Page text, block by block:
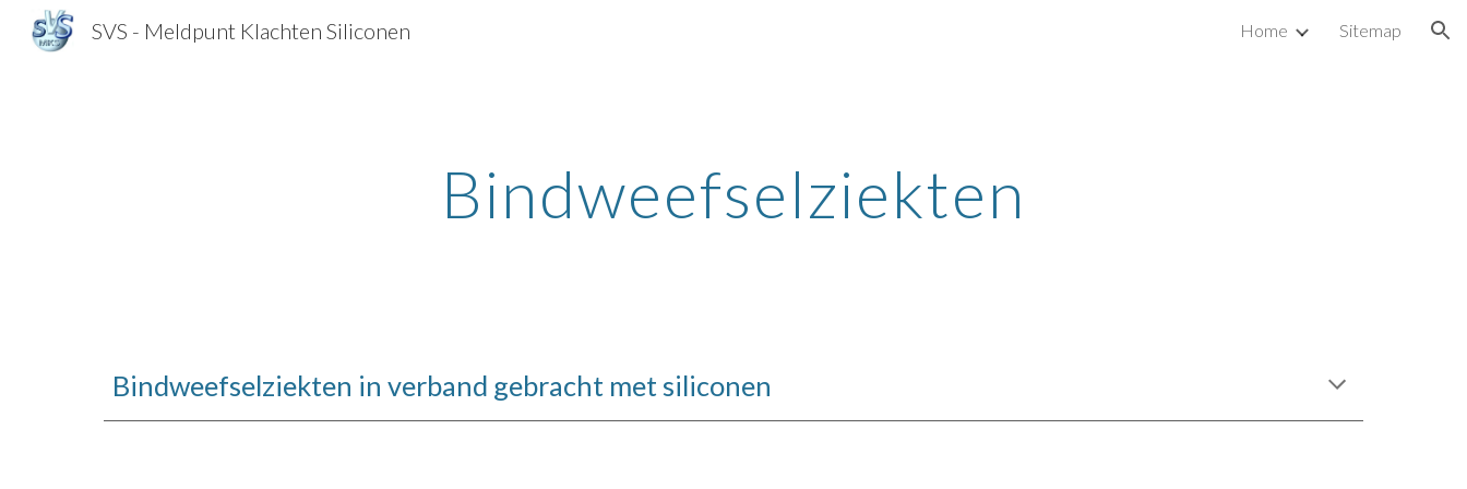
SVS - Meldpunt Klachten Siliconen Home Sitemap
Bindweefselziekten
Bindweefselziekten in verband gebracht met siliconen